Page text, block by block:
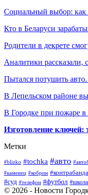
Социальный выбор: как
Кто в Беларуси
Родители в декрете
Аналитики рассказали,
Пытался потушить
В Лепельском районе
В Городке при пожаре
Изготовление ключей:
Метки
#blizko #tochka #авто
#каменец #кобрин #контрабанда
#суд #телефон #футбол #школа
© 2026 - Новости